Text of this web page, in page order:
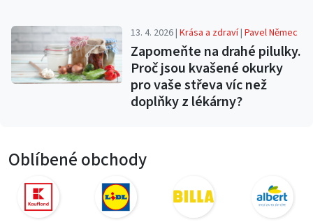
13. 4. 2026 |Krása a zdraví|Pavel Němec
Zapomeňte na drahé pilulky.
Proč jsou kvašené okurky
pro vaše střeva víc než
doplňky z lékárny?
Oblíbené obchody